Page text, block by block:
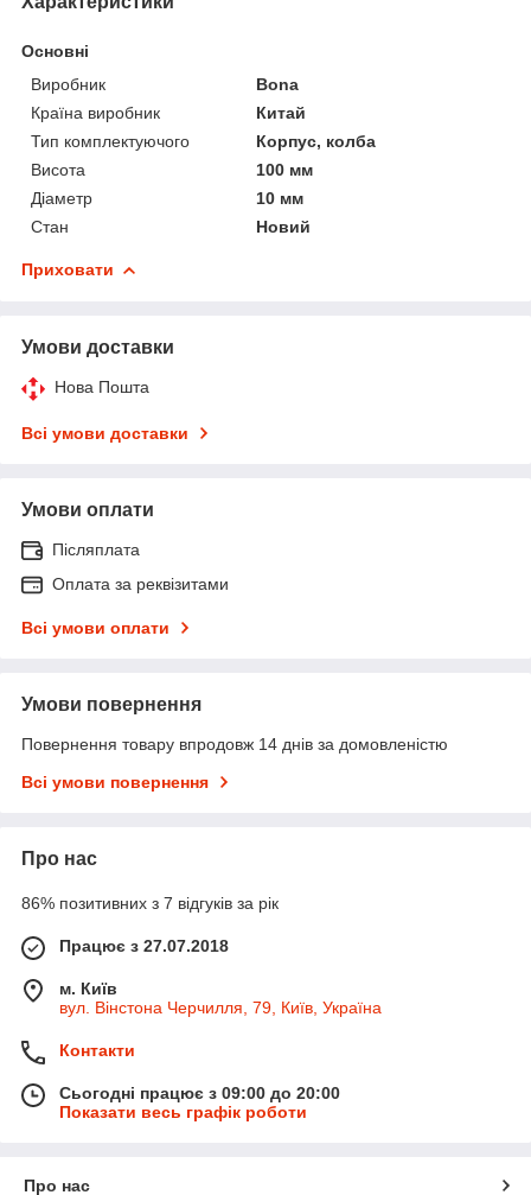
Основні
Виробник
Bona
Країна виробник
Китай
Тип комплектуючого
Корпус, колба
Висота
100 мм
Діаметр
10 мм
Стан
Новий
Приховати
Умови доставки
Нова Пошта
Всі умови доставки
Умови оплати
Післяплата
Оплата за реквізитами
Всі умови оплати
Умови повернення
Повернення товару впродовж 14 днів за домовленістю
Всі умови повернення
Про нас
86% позитивних з 7 відгуків за рік
Працює з 27.07.2018
м. Київ
вул. Вінстона Черчилля, 79, Київ, Україна
Контакти
Сьогодні працює з 09:00 до 20:00
Показати весь графік роботи
Про нас